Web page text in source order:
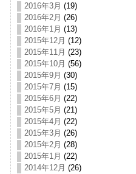
2016年3月 (19)
2016年2月 (26)
2016年1月 (13)
2015年12月 (12)
2015年11月 (23)
2015年10月 (56)
2015年9月 (30)
2015年7月 (15)
2015年6月 (22)
2015年5月 (21)
2015年4月 (22)
2015年3月 (26)
2015年2月 (28)
2015年1月 (22)
2014年12月 (26)